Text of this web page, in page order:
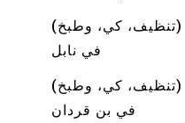
(تنظيف، كي، وطبخ)
في نابل
(تنظيف، كي، وطبخ)
في بن قردان